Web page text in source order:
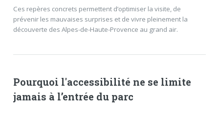
Ces repères concrets permettent d’optimiser la visite, de
prévenir les mauvaises surprises et de vivre pleinement la
découverte des Alpes-de-Haute-Provence au grand air.
Pourquoi l'accessibilité ne se limite
jamais à l’entrée du parc